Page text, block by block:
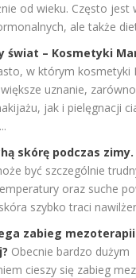
od wieku. Często jest
ale także
świat – Kosmetyki
w którym kosmetyki
uznanie,
jak i pielęgnacji
skórę podczas zimy.
być szczególnie
oraz suche
szybko traci
zabieg mezoterapii
Obecnie bardzo dużym
cieszy się zabieg